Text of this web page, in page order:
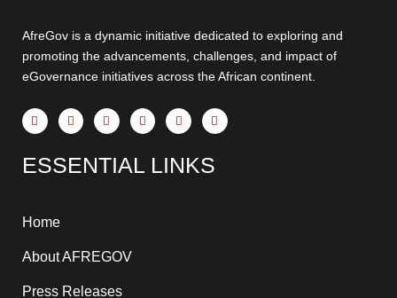
AfreGov is a dynamic initiative dedicated to exploring and
promoting the advancements, challenges, and impact of
eGovernance initiatives across the African continent.
F
a
c
b
o
f
X
-
t
i
t
Y
o
u
u
b
I
n
s
g
T
h
r
a
d
L
i
n
e
d
ESSENTIAL LINKS
Home
About AFREGOV
Press Releases